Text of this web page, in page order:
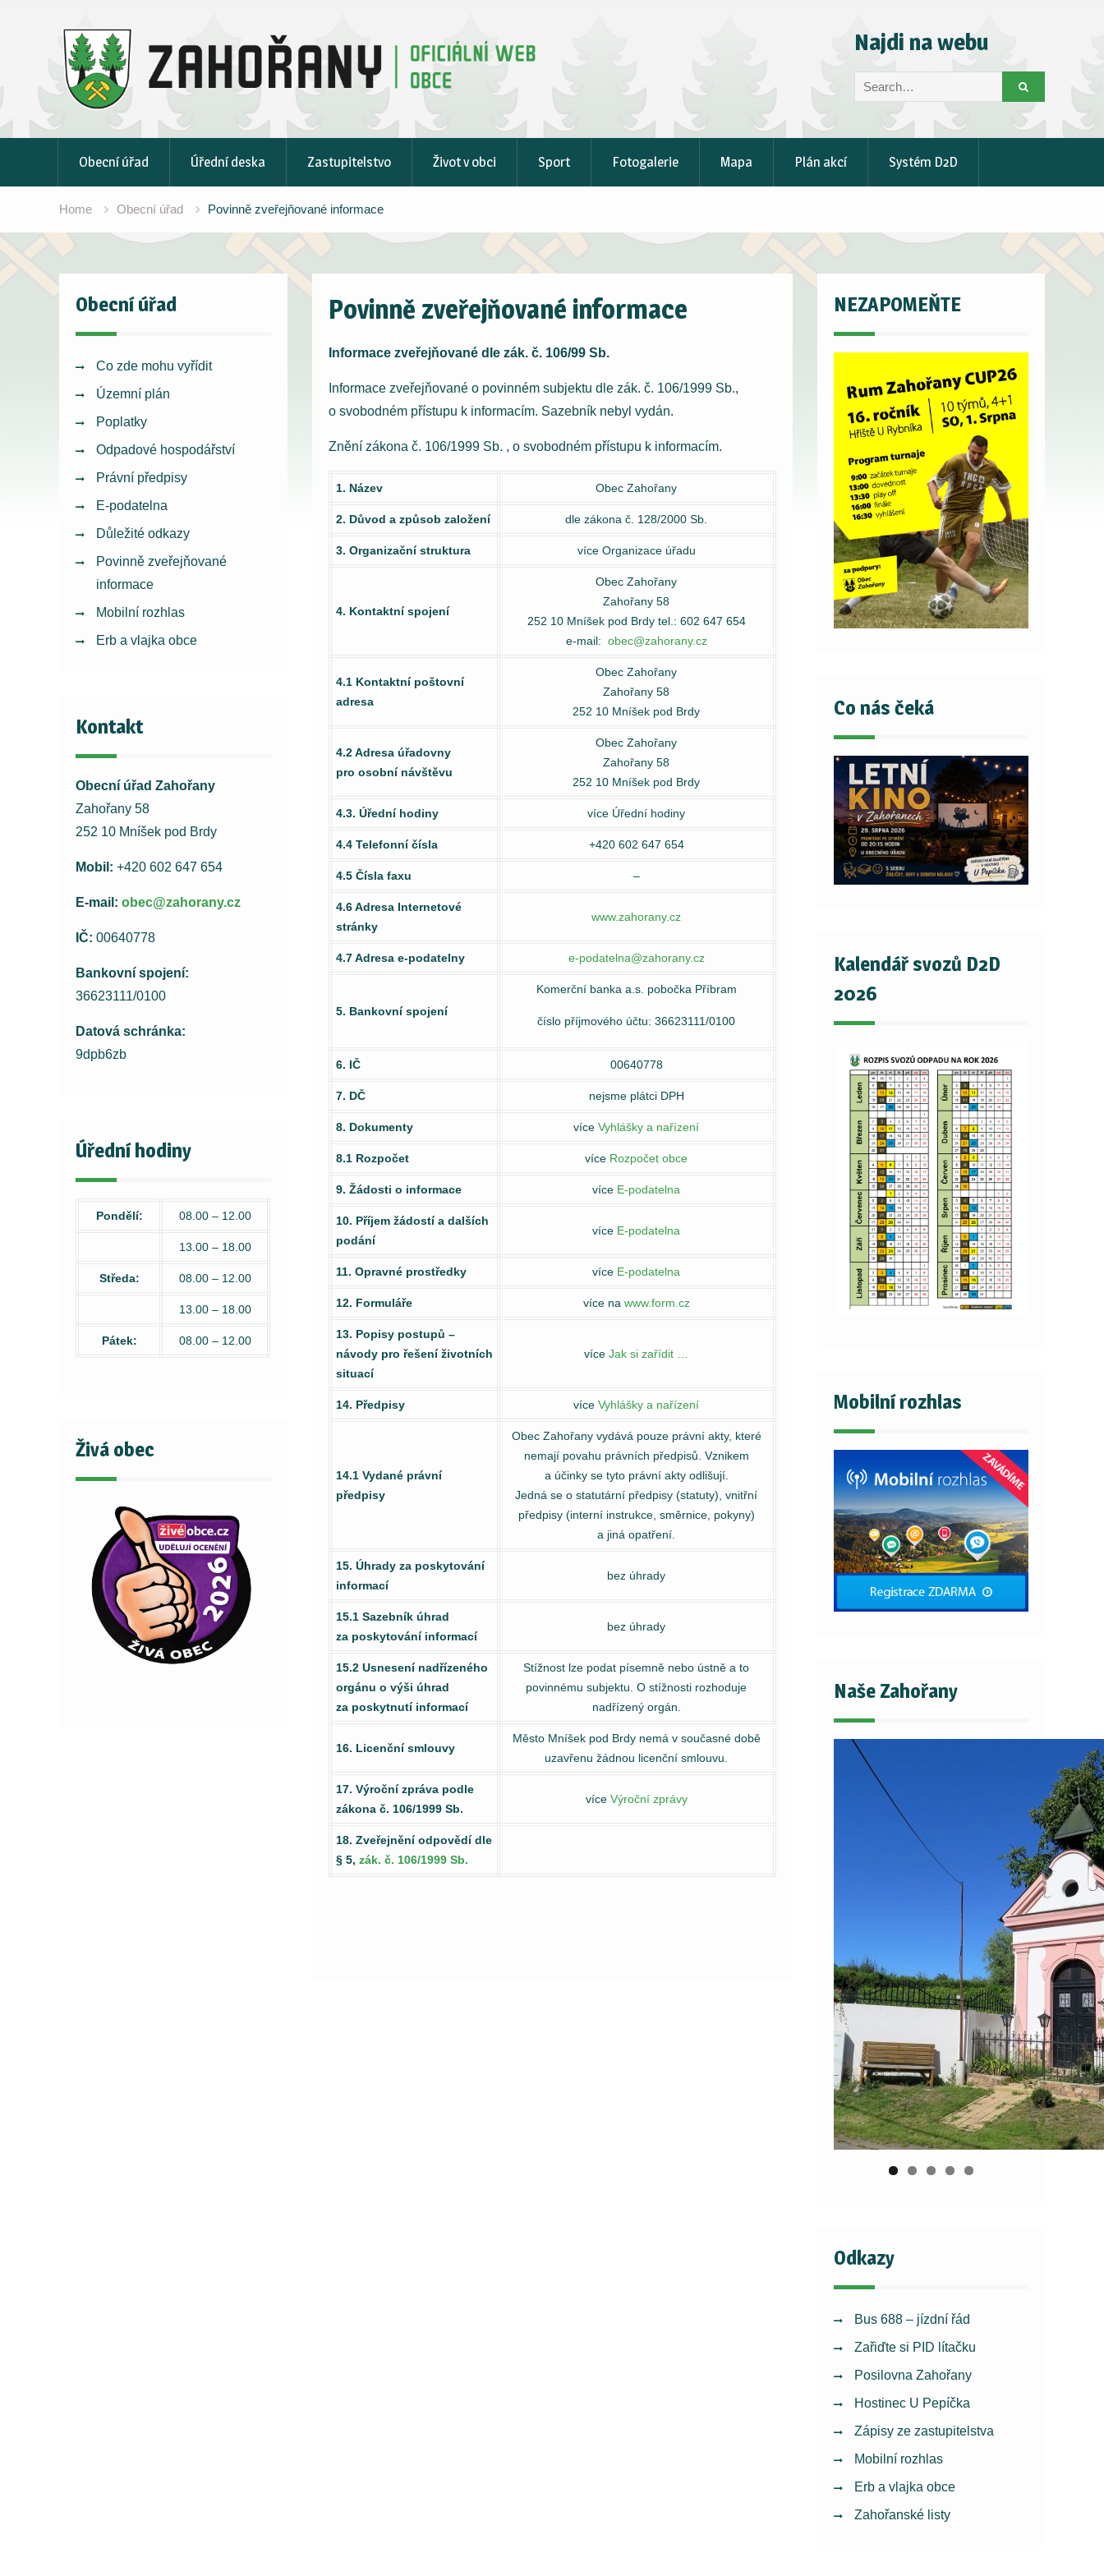
Najdi na webu
Search
for:
Obecní úřad Úřední deska Zastupitelstvo Život v obci Sport Fotogalerie Mapa Plán akcí Systém D2D
Home Obecní úřad Povinně zveřejňované informace
Povinně zveřejňované informace
Informace zveřejňované dle zák. č. 106/99 Sb.
Informace zveřejňované o povinném subjektu dle zák. č. 106/1999 Sb.,
o svobodném přístupu k informacím. Sazebník nebyl vydán.
Znění zákona č. 106/1999 Sb. , o svobodném přístupu k informacím.
1. Název Obec Zahořany
2. Důvod a způsob založení dle zákona č. 128/2000 Sb.
3. Organizační struktura více Organizace úřadu
4. Kontaktní spojení
Obec Zahořany
Zahořany 58
252 10 Mníšek pod Brdy tel.: 602 647 654
e-mail: obec@zahorany.cz
4.1 Kontaktní poštovní
adresa
Obec Zahořany
Zahořany 58
252 10 Mníšek pod Brdy
4.2 Adresa úřadovny
pro osobní návštěvu
Obec Zahořany
Zahořany 58
252 10 Mníšek pod Brdy
4.3. Úřední hodiny více Úřední hodiny
4.4 Telefonní čísla +420 602 647 654
4.5 Čísla faxu –
4.6 Adresa Internetové
stránky
www.zahorany.cz
4.7 Adresa e-podatelny e-podatelna@zahorany.cz
5. Bankovní spojení
Komerční banka a.s. pobočka Příbram
číslo příjmového účtu: 36623111/0100
6. IČ 00640778
7. DČ nejsme plátci DPH
8. Dokumenty více Vyhlášky a nařízení
8.1 Rozpočet více Rozpočet obce
9. Žádosti o informace více E-podatelna
10. Příjem žádostí a dalších
podání
více E-podatelna
11. Opravné prostředky více E-podatelna
12. Formuláře více na www.form.cz
13. Popisy postupů –
návody pro řešení životních
situací
více Jak si zařídit …
14. Předpisy více Vyhlášky a nařízení
14.1 Vydané právní
předpisy
Obec Zahořany vydává pouze právní akty, které
nemají povahu právních předpisů. Vznikem
a účinky se tyto právní akty odlišují.
Jedná se o statutární předpisy (statuty), vnitřní
předpisy (interní instrukce, směrnice, pokyny)
a jiná opatření.
15. Úhrady za poskytování
informací
bez úhrady
15.1 Sazebník úhrad
za poskytování informací
bez úhrady
15.2 Usnesení nadřízeného
orgánu o výši úhrad
za poskytnutí informací
Stížnost lze podat písemně nebo ústně a to
povinnému subjektu. O stížnosti rozhoduje
nadřízený orgán.
16. Licenční smlouvy
Město Mníšek pod Brdy nemá v současné době
uzavřenu žádnou licenční smlouvu.
17. Výroční zpráva podle
zákona č. 106/1999 Sb.
více Výroční zprávy
18. Zveřejnění odpovědí dle
§ 5, zák. č. 106/1999 Sb.
NEZAPOMEŇTE
Co nás čeká
Kalendář svozů D2D
2026
Mobilní rozhlas
Naše Zahořany
Odkazy
Bus 688 – jízdní řád
Zařiďte si PID lítačku
Posilovna Zahořany
Hostinec U Pepíčka
Zápisy ze zastupitelstva
Mobilní rozhlas
Erb a vlajka obce
Zahořanské listy
Obecní úřad
Co zde mohu vyřídit
Územní plán
Poplatky
Odpadové hospodářství
Právní předpisy
E-podatelna
Důležité odkazy
Povinně zveřejňované
informace
Mobilní rozhlas
Erb a vlajka obce
Kontakt
Obecní úřad Zahořany
Zahořany 58
252 10 Mníšek pod Brdy
Mobil: +420 602 647 654
E-mail: obec@zahorany.cz
IČ: 00640778
Bankovní spojení:
36623111/0100
Datová schránka:
9dpb6zb
Úřední hodiny
Pondělí: 08.00 – 12.00
13.00 – 18.00
Středa: 08.00 – 12.00
13.00 – 18.00
Pátek: 08.00 – 12.00
Živá obec